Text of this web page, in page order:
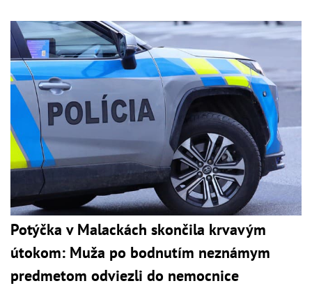
Potýčka v Malackách skončila krvavým
útokom: Muža po bodnutím neznámym
predmetom odviezli do nemocnice